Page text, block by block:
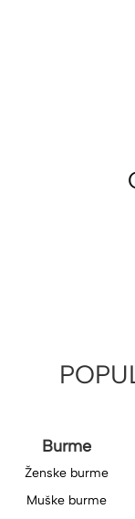
Burme
Ženske burme
Muške burme